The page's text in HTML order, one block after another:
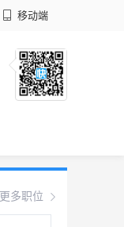
移动端
更多职位